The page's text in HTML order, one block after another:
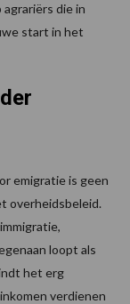
die in
start in het
emigratie is geen
overheidsbeleid.
loopt als
het erg
verdienen